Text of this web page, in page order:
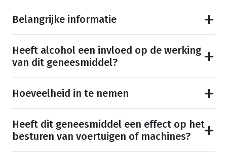
Belangrijke informatie
Heeft alcohol een invloed op de werking
van dit geneesmiddel?
Hoeveelheid in te nemen
Heeft dit geneesmiddel een effect op het
besturen van voertuigen of machines?